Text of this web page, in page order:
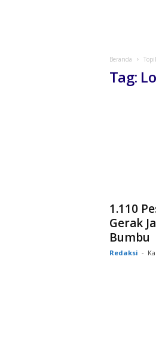
Beranda
Tag:
1.110
Gerak
Bumbu
Redaksi -